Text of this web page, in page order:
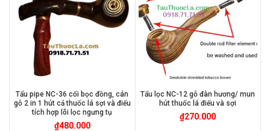
Tẩu pipe NC-36 cối bọc đồng, cán
gỗ 2 in 1 hút cả thuốc lá sợi và điếu
tích hợp lõi lọc ngưng tụ
₫480.000
Tẩu lọc NC-12 gỗ đàn hương/ mun
hút thuốc lá điếu và sợi
₫270.000